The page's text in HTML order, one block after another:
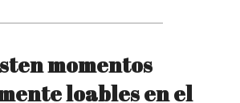
momentos
loables en el